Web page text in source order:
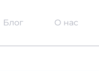
Блог О нас